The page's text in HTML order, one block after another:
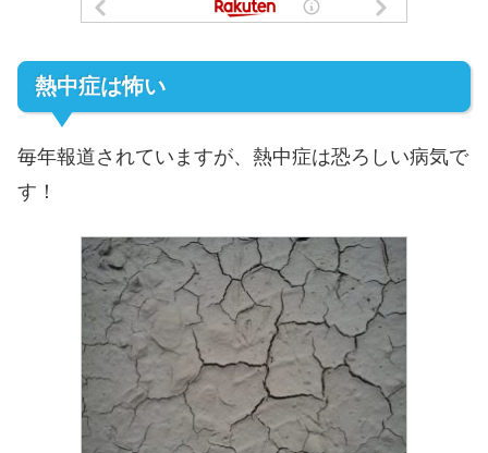
熱中症は怖い
毎年報道されていますが、熱中症は恐ろしい病気で
す！